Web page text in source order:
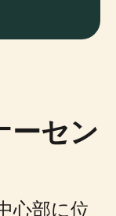
ーセン
心部に位